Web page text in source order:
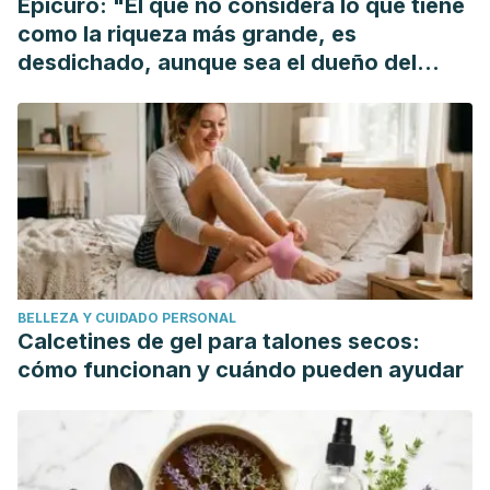
Quemado. Revista Médica de Nuestros Hospitales.
Surjushe, A., Vasani, R., & Saple, D. G. (2008). Aloe vera: a
https://doi.org/10.4103/0019-5154.44785
St. Luke's Health. Do These Common Sunburn Remedies
Actually Work? (2020). Recuperado el 30 de marzo de
2021. https://www.stlukeshealth.org/resources/do-these-
common-sunburn-remedies-actually-
Epicuro: "El que no considera lo que tiene
como la riqueza más grande, es
desdichado, aunque sea el dueño del
BELLEZA Y CUIDADO PERSONAL
Calcetines de gel para talones secos:
cómo funcionan y cuándo pueden ayudar